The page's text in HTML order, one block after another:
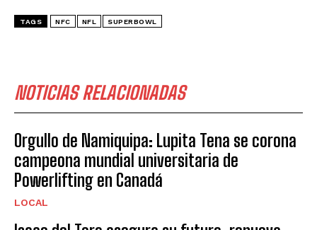
TAGS NFC NFL SUPERBOWL
NOTICIAS RELACIONADAS
Orgullo de Namiquipa: Lupita Tena se corona
campeona mundial universitaria de
Powerlifting en Canadá
LOCAL